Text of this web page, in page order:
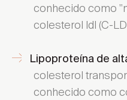
conhecido como
colesterol ldl (C-
Lipoproteína de
colesterol
conhecido como